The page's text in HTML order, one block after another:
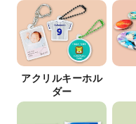
アクリルキーホル
ダー